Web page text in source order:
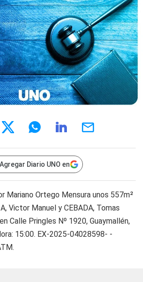
Agregar Diario UNO en
Mariano Ortego Mensura unos 557m²
Victor Manuel y CEBADA, Tomas
Calle Pringles Nº 1920, Guaymallén,
15:00. EX-2025-04028598- -